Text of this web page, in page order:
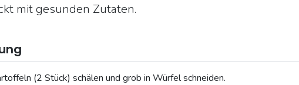
mit gesunden Zutaten.
(2 Stück) schälen und grob in Würfel schneiden.